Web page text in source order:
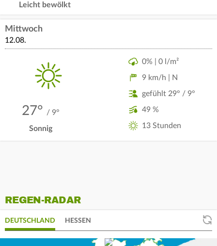
Leicht bewölkt
Mittwoch
12.08.
27° / 9°
Sonnig
0% | 0 l/m²
9 km/h | N
gefühlt 29° / 9°
49 %
13 Stunden
REGEN-RADAR
DEUTSCHLAND HESSEN